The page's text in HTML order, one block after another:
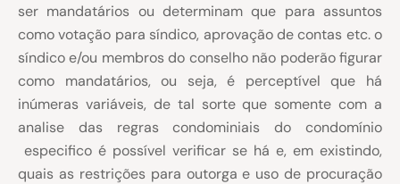
ser mandatários ou determinam que para assuntos
como votação para síndico, aprovação de contas etc. o
síndico e/ou membros do conselho não poderão figurar
como mandatários, ou seja, é perceptível que há
inúmeras variáveis, de tal sorte que somente com a
analise das regras condominiais do condomínio
especifico é possível verificar se há e, em existindo,
quais as restrições para outorga e uso de procuração